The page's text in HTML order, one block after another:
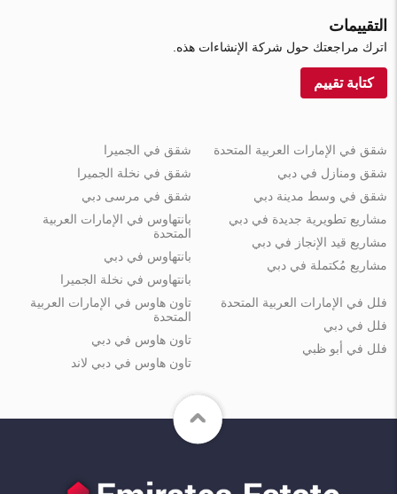
التقييمات
اترك مراجعتك حول شركة الإنشاءات هذه.
كتابة تقييم
شقق في الإمارات العربية المتحدة
شقق ومنازل في دبي
شقق في وسط مدينة دبي
شقق في الجميرا
شقق في نخلة الجميرا
شقق في مرسى دبي
مشاريع تطويرية جديدة في دبي
مشاريع قيد الإنجاز في دبي
مشاريع مُكتملة في دبي
بانتهاوس في الإمارات العربية
المتحدة
بانتهاوس في دبي
بانتهاوس في نخلة الجميرا
فلل في الإمارات العربية المتحدة
فلل في دبي
فلل في أبو ظبي
تاون هاوس في الإمارات العربية
المتحدة
تاون هاوس في دبي
تاون هاوس في دبي لاند